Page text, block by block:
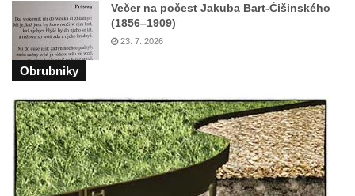
Pomník pracovního nasazení vězňů
koncentračního tábora v Tovární ulici v
Rychnově u Jablonce nad Nisou
Kenotaf Alfreda Langa na hřbitově v Krásné
u Pěnčína
Kenotaf Emila Posselta na hřbitově v
Krásné u Pěnčína
Kenotaf Edmunda Andera na hřbitově v
Krásné u Pěnčína
Večer na počest Jakuba Bart-Ćišinského
(1856–1909)
23. 7. 2026
Obrubniky